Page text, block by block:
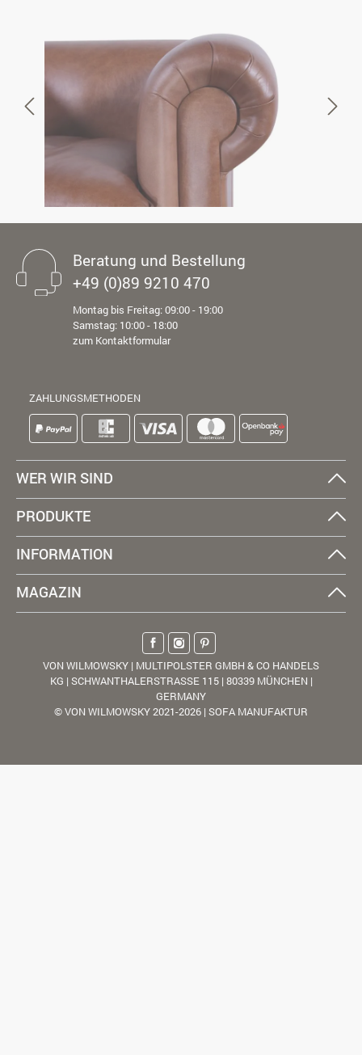
Beratung und Bestellung
+49 (0)89 9210 470
Montag bis Freitag: 09:00 - 19:00
Samstag: 10:00 - 18:00
zum Kontaktformular
ZAHLUNGSMETHODEN
WER WIR SIND
PRODUKTE
INFORMATION
MAGAZIN
VON WILMOWSKY | MULTIPOLSTER GMBH & CO HANDELS
KG | SCHWANTHALERSTRASSE 115 | 80339 MÜNCHEN |
GERMANY
© VON WILMOWSKY 2021-2026 | SOFA MANUFAKTUR